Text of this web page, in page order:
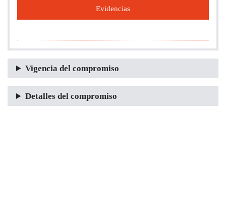
Evidencias
Vigencia del compromiso
Detalles del compromiso